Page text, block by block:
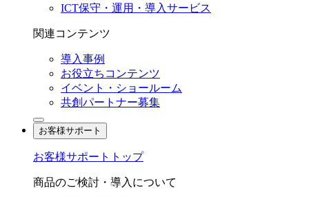
ICT保守・運用・導入サービス
関連コンテンツ
導入事例
お役立ちコンテンツ
イベント・ショールーム
共創パートナー募集
お客様サポート
お客様サポートトップ
商品のご検討・導入について